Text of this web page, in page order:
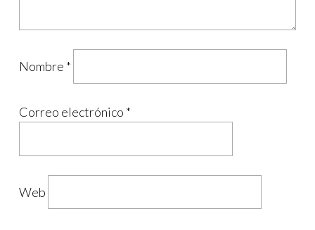
Nombre *
Correo electrónico *
Web